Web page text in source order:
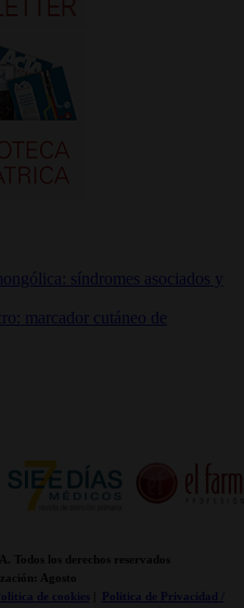
síndromes asociados y
marcador cutáneo de
Todos los derechos reservados
Agosto
Politica de cookies|
Politica de Privacidad /